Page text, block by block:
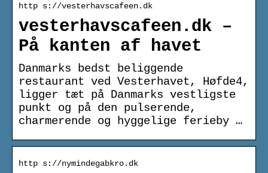
http s://vesterhavscafeen.dk
vesterhavscafeen.dk –
På kanten af havet
Danmarks bedst beliggende
restaurant ved Vesterhavet, Høfde4,
ligger tæt på Danmarks vestligste
punkt og på den pulserende,
charmerende og hyggelige ferieby …
http s://nymindegabkro.dk